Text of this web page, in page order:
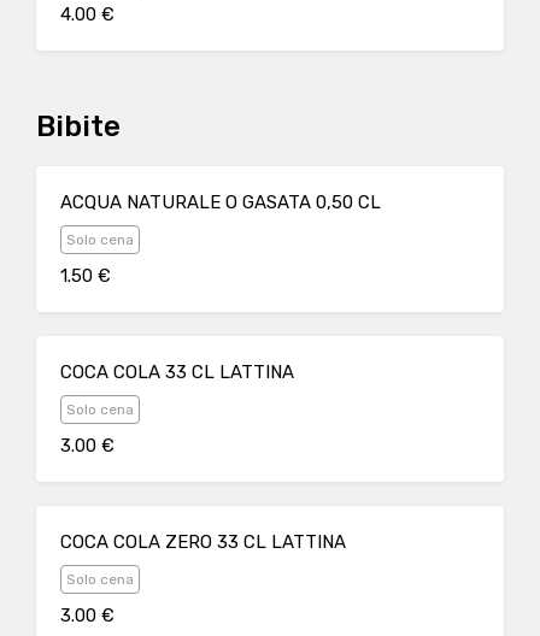
4.00 €
Bibite
ACQUA NATURALE O GASATA 0,50 CL
Solo cena
1.50 €
COCA COLA 33 CL LATTINA
Solo cena
3.00 €
COCA COLA ZERO 33 CL LATTINA
Solo cena
3.00 €